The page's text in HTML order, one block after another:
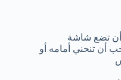
تضع شاشة
أن تنحني أمامه أو